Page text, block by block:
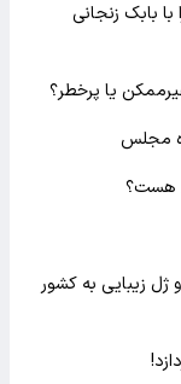
با بابک زنجانی
یا پرخطر؟
مجلس
ژل زیبایی به کشور